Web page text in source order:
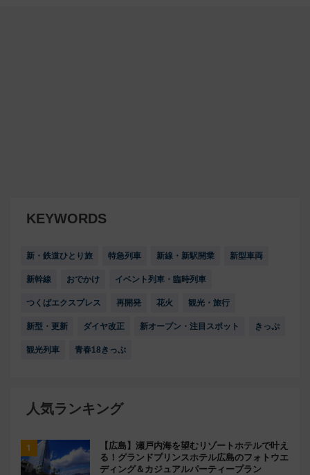
KEYWORDS
新・鉄道ひとり旅 特急列車 新線・新駅開業 新型車両
新幹線 おでかけ イベント列車・臨時列車
つくばエクスプレス 再開発 花火 観光・旅行
新型・更新 ダイヤ改正 新オープン・注目スポット きっぷ
観光列車 青春18きっぷ
人気ランキング
【広島】瀬戸内海を望むリゾートホテルで叶え
る！グランドプリンスホテル広島のフォトウエ
ディング＆カジュアルパーティープラン